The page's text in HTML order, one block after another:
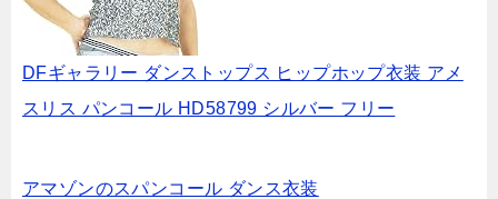
DFギャラリー ダンストップス ヒップホップ衣装 アメ
スリス パンコール HD58799 シルバー フリー
アマゾンのスパンコール ダンス衣装